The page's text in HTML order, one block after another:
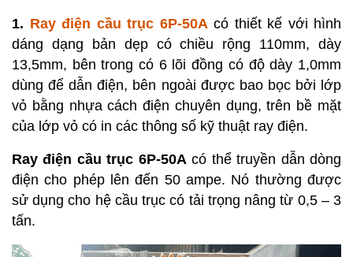
1. Ray điện cầu trục 6P-50Acó thiết kế với hình
dáng dạng bản dẹp có chiều rộng 110mm, dày
13,5mm, bên trong có 6 lõi đồng có độ dày 1,0mm
dùng để dẫn điện, bên ngoài được bao bọc bởi lớp
vỏ bằng nhựa cách điện chuyên dụng, trên bề mặt
của lớp vỏ có in các thông số kỹ thuật ray điện.
Ray điện cầu trục 6P-50Acó thể truyền dẫn dòng
điện cho phép lên đến 50 ampe. Nó thường được
sử dụng cho hệ cầu trục có tải trọng nâng từ 0,5 – 3
tấn.